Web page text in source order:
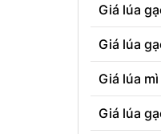
Giá lúa
Giá lúa
Giá lúa
Giá lúa